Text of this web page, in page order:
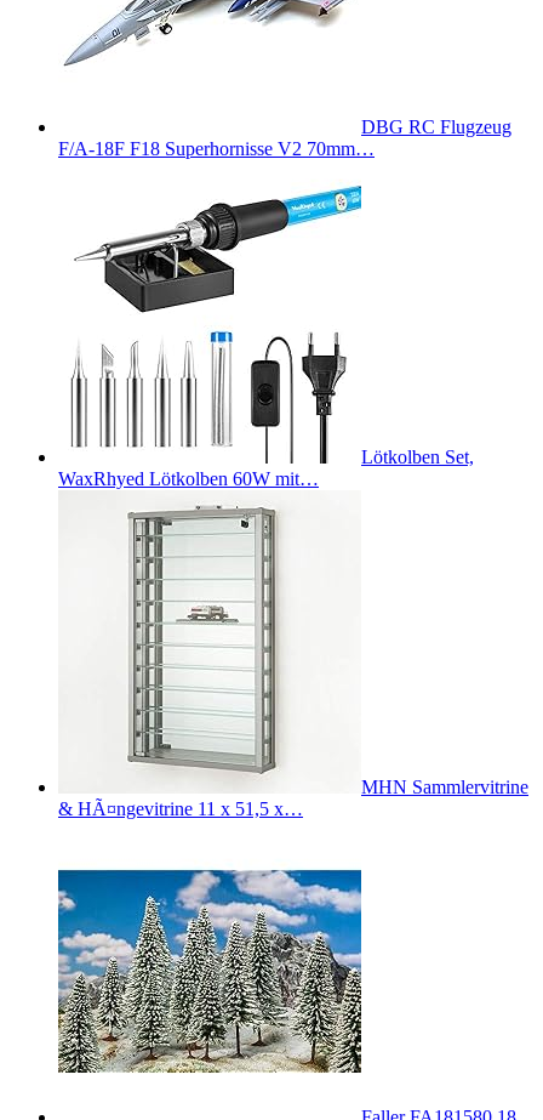
DBG RC Flugzeug
F/A-18F F18 Superhornisse V2 70mm…
Lötkolben Set,
WaxRhyed Lötkolben 60W mit…
MHN Sammlervitrine
& HÃ¤ngevitrine 11 x 51,5 x…